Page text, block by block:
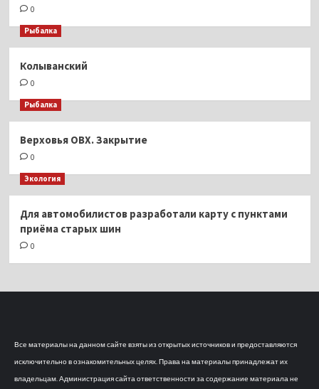
0
Рыбалка
Колыванский
0
Рыбалка
Верховья ОВХ. Закрытие
0
Экология
Для автомобилистов разработали карту с пунктами
приёма старых шин
0
Все материалы на данном сайте взяты из открытых источников и предоставляются
исключительно в ознакомительных целях. Права на материалы принадлежат их
владельцам. Администрация сайта ответственности за содержание материала не